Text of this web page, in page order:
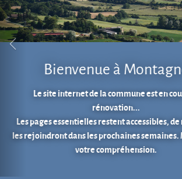
Aire de jeux au cœur du village.
En 1 clic...